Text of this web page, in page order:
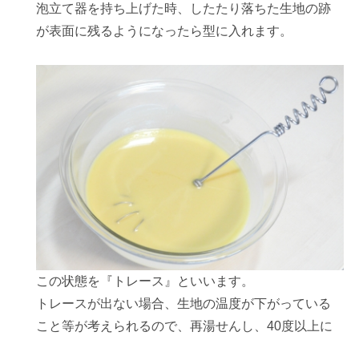
泡立て器を持ち上げた時、したたり落ちた生地の跡
が表面に残るようになったら型に入れます。
この状態を『トレース』といいます。
トレースが出ない場合、生地の温度が下がっている
こと等が考えられるので、再湯せんし、40度以上に